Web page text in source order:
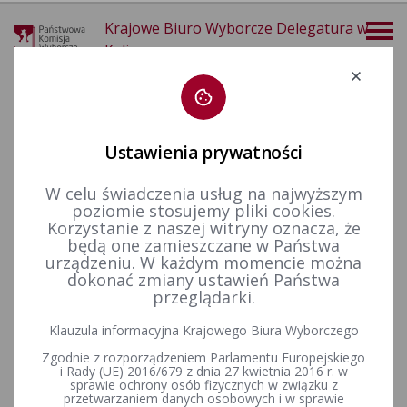
Krajowe Biuro Wyborcze Delegatura w
Kaliszu
Galeria Wybory samorządowe w 2024 r.
Ogłoszenie zbiorczych wyników wyborów samorządowych w
Konferencja prasowa przed rozpoczęciem ciszy wyborczej |
Ustawienia prywatności
W celu świadczenia usług na najwyższym
poziomie stosujemy pliki cookies.
Korzystanie z naszej witryny oznacza, że
będą one zamieszczane w Państwa
urządzeniu. W każdym momencie można
dokonać zmiany ustawień Państwa
przeglądarki.
Klauzula informacyjna Krajowego Biura Wyborczego
Zgodnie z rozporządzeniem Parlamentu Europejskiego
i Rady (UE) 2016/679 z dnia 27 kwietnia 2016 r. w
sprawie ochrony osób fizycznych w związku z
przetwarzaniem danych osobowych i w sprawie